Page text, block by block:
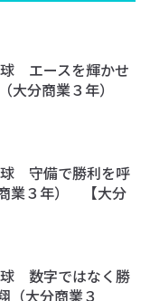
エースを輝かせ
大分商業３年）
守備で勝利を呼
業３年） 【大分
数字ではなく勝
大分商業３